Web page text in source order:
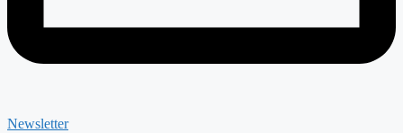
Newsletter